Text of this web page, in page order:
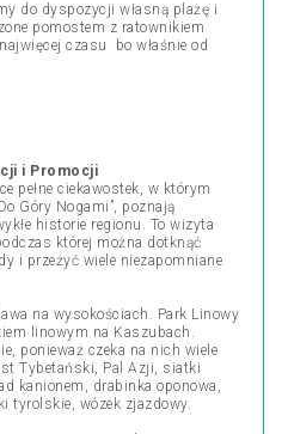
do dyspozycji własną plażę i
pomostem z ratownikiem
czasu bo właśnie od
i Promocji
pełne ciekawostek, w którym
Góry Nogami”, poznają
historie regionu. To wizyta
której można dotknąć
i przeżyć wiele niezapomniane
na wysokościach. Park Linowy
linowym na Kaszubach.
ponieważ czeka na nich wiele
Tybetański, Pal Azji, siatki
kanionem, drabinka oponowa,
tyrolskie, wózek zjazdowy.